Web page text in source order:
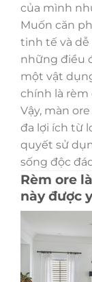
của mình
Muốn căn
tinh tế và dễ
những điều
một vật
chính là rèm
Vậy, màn
đa lợi ích từ
quyết sử
sống độc
Rèm ore
này được